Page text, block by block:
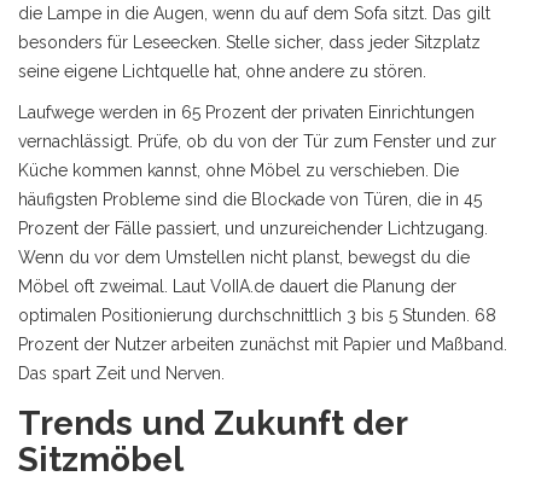
die Lampe in die Augen, wenn du auf dem Sofa sitzt. Das gilt
besonders für Leseecken. Stelle sicher, dass jeder Sitzplatz
seine eigene Lichtquelle hat, ohne andere zu stören.
Laufwege werden in 65 Prozent der privaten Einrichtungen
vernachlässigt. Prüfe, ob du von der Tür zum Fenster und zur
Küche kommen kannst, ohne Möbel zu verschieben. Die
häufigsten Probleme sind die Blockade von Türen, die in 45
Prozent der Fälle passiert, und unzureichender Lichtzugang.
Wenn du vor dem Umstellen nicht planst, bewegst du die
Möbel oft zweimal. Laut VoIIA.de dauert die Planung der
optimalen Positionierung durchschnittlich 3 bis 5 Stunden. 68
Prozent der Nutzer arbeiten zunächst mit Papier und Maßband.
Das spart Zeit und Nerven.
Trends und Zukunft der
Sitzmöbel